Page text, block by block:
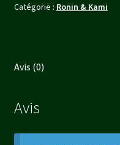
Catégorie : Ronin & Kami
Avis (0)
Avis